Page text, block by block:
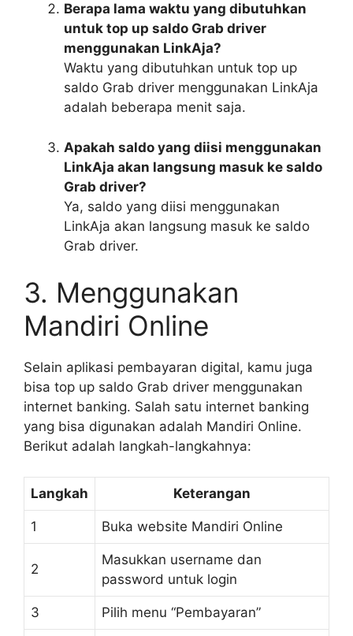
Berapa lama waktu yang dibutuhkan
untuk top up saldo Grab driver
menggunakan LinkAja?
Waktu yang dibutuhkan untuk top up
saldo Grab driver menggunakan LinkAja
adalah beberapa menit saja.
Apakah saldo yang diisi menggunakan
LinkAja akan langsung masuk ke saldo
Grab driver?
Ya, saldo yang diisi menggunakan
LinkAja akan langsung masuk ke saldo
Grab driver.
3. Menggunakan
Mandiri Online
Selain aplikasi pembayaran digital, kamu juga
bisa top up saldo Grab driver menggunakan
internet banking. Salah satu internet banking
yang bisa digunakan adalah Mandiri Online.
Berikut adalah langkah-langkahnya:
Langkah Keterangan
1 Buka website Mandiri Online
2
Masukkan username dan
password untuk login
3 Pilih menu “Pembayaran”